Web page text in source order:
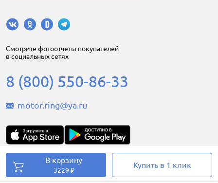
В корзину
3229 ₽
Купить в 1 клик
Cмотрите фотоотчеты покупателей
в социальных сетях
8 (800) 550-86-33
motor.ring@ya.ru
Motorring.ru © 2008-2026